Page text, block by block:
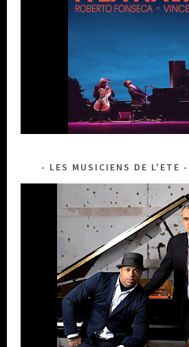
LES MUSICIENS DE L'ETE -